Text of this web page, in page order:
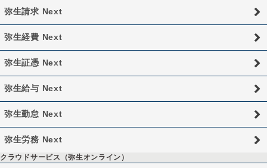
弥生請求 Next
弥生経費 Next
弥生証憑 Next
弥生給与 Next
弥生勤怠 Next
弥生労務 Next
クラウドサービス（弥生オンライン）